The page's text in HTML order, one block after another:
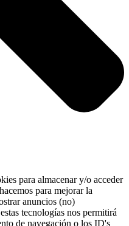
para almacenar y/o acceder
para mejorar la
anuncios (no)
tecnologías nos permitirá
de navegación o los ID's